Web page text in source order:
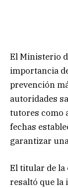
El Ministerio
importancia
prevención
autoridades
tutores como
fechas
garantizar
El titular de la
resaltó que la